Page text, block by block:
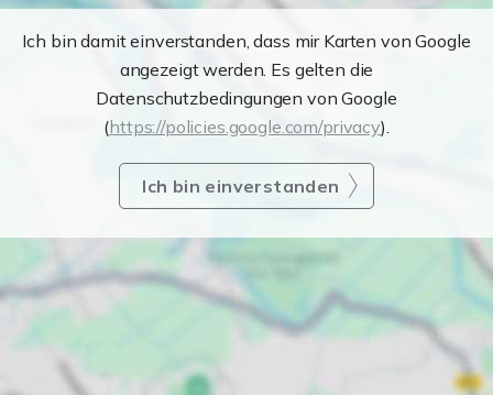
Ich bin damit einverstanden, dass mir Karten von Google
angezeigt werden. Es gelten die
Datenschutzbedingungen von Google
(https://policies.google.com/privacy).
Ich bin einverstanden